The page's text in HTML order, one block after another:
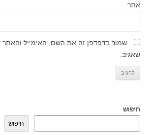
אתר
שמור בדפדפן זה את השם, האימייל
שאגיב.
חיפוש
חיפוש